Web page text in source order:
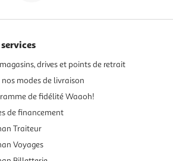
services
drives et points de retrait
nos modes de livraison
de fidélité Waaoh!
de financement
Traiteur
Voyages